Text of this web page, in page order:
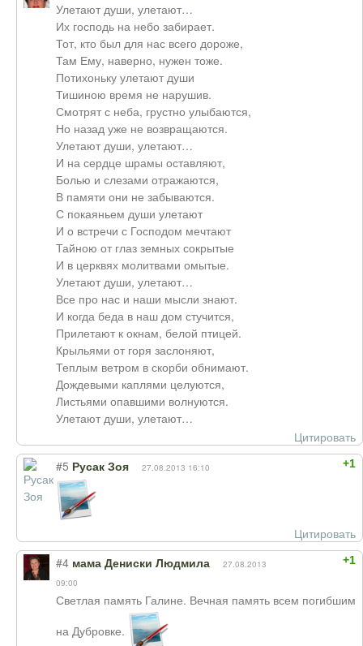
Улетают души, улетают…
Их господь на небо забирает.
Тот, кто был для нас всего дороже,
Там Ему, наверно, нужен тоже.
Потихоньку улетают души
Тишиною время не нарушив.
Смотрят с неба, грустно улыбаются,
Но назад уже не возвращаются.
Улетают души, улетают…
И на сердце шрамы оставляют,
Болью и слезами отражаются,
В памяти они не забываются.
С покаяньем души улетают
И о встречи с Господом мечтают
Тайною от глаз земных сокрытые
И в церквях молитвами омытые.
Улетают души, улетают…
Все про нас и наши мысли знают.
И когда беда в наш дом стучится,
Прилетают к окнам, белой птицей.
Крыльями от горя заслоняют,
Теплым ветром в скорби обнимают.
Дождевыми каплями целуются,
Листьями опавшими волнуются.
Улетают души, улетают…
Цитировать
+1
#5 Русак Зоя 27.08.2013 16:10
Цитировать
+1
#4 мама Дениски Людмила
27.08.2013
09:00
Светлая память Галине. Вечная память всем погибшим
на Дубровке.